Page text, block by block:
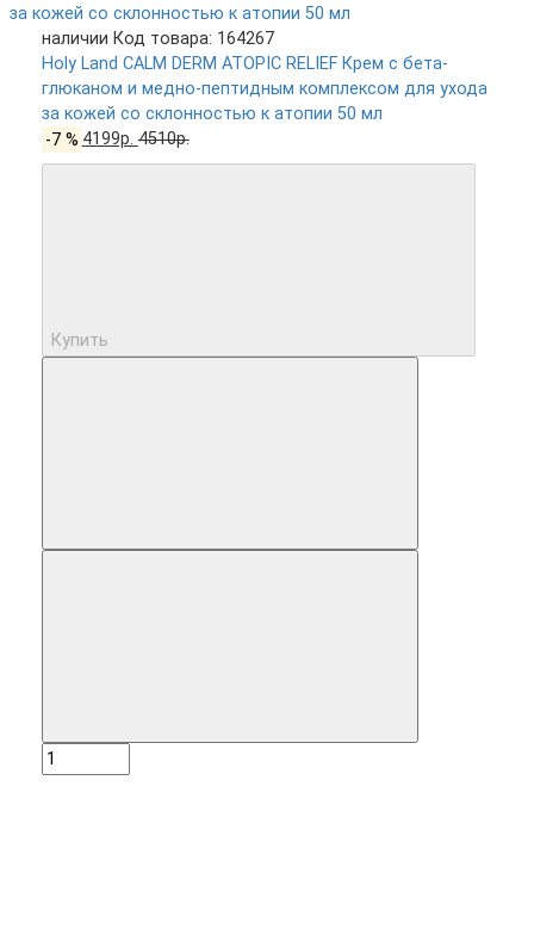
наличии Код товара: 164267
Holy Land CALM DERM ATOPIC RELIEF Крем с бета-
глюканом и медно-пептидным комплексом для ухода
за кожей со склонностью к атопии 50 мл
-7 % 4199р.4510р.
Купить